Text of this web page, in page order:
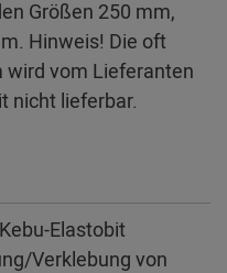
Größen 250 mm,
Hinweis! Die oft
wird vom Lieferanten
nicht lieferbar.
Elastobit
Verklebung von